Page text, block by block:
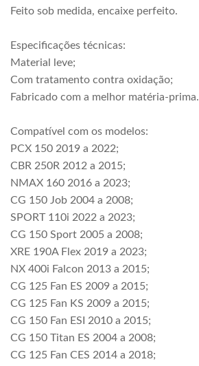
Feito sob medida, encaixe perfeito.
Especificações técnicas:
Material leve;
Com tratamento contra oxidação;
Fabricado com a melhor matéria-prima.
Compatível com os modelos:
PCX 150 2019 a 2022;
CBR 250R 2012 a 2015;
NMAX 160 2016 a 2023;
CG 150 Job 2004 a 2008;
SPORT 110i 2022 a 2023;
CG 150 Sport 2005 a 2008;
XRE 190A Flex 2019 a 2023;
NX 400i Falcon 2013 a 2015;
CG 125 Fan ES 2009 a 2015;
CG 125 Fan KS 2009 a 2015;
CG 150 Fan ESI 2010 a 2015;
CG 150 Titan ES 2004 a 2008;
CG 125 Fan CES 2014 a 2018;